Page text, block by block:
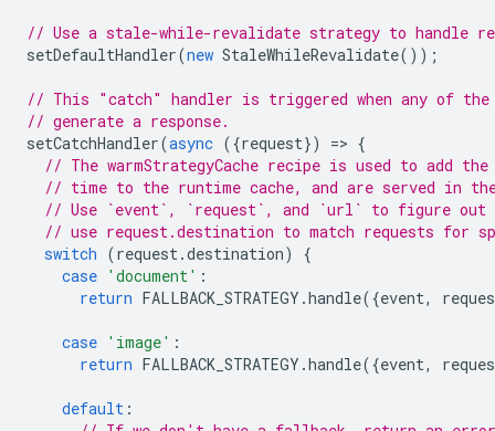
// Use a stale-while-revalidate strategy to handle
setDefaultHandler(new StaleWhileRevalidate());
// This "catch" handler is triggered when any of
// generate a response.
setCatchHandler(async ({request}) => {
// The warmStrategyCache recipe is used to add
// time to the runtime cache, and are served in
// Use `event`, `request`, and `url` to figure out
// use request.destination to match requests for
switch (request.destination)
{
case 'document' :
return FALLBACK_STRATEGY .handle({event,
case 'image' :
return FALLBACK_STRATEGY .handle({event,
default :